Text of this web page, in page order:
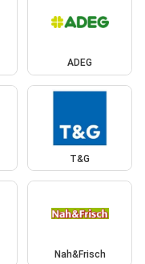
ADEG
T&G
Nah&Frisch